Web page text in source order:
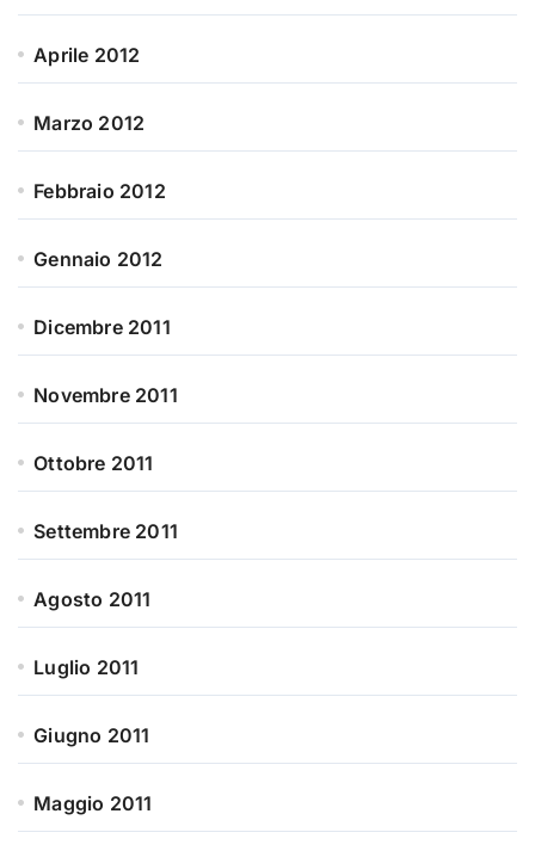
Aprile 2012
Marzo 2012
Febbraio 2012
Gennaio 2012
Dicembre 2011
Novembre 2011
Ottobre 2011
Settembre 2011
Agosto 2011
Luglio 2011
Giugno 2011
Maggio 2011